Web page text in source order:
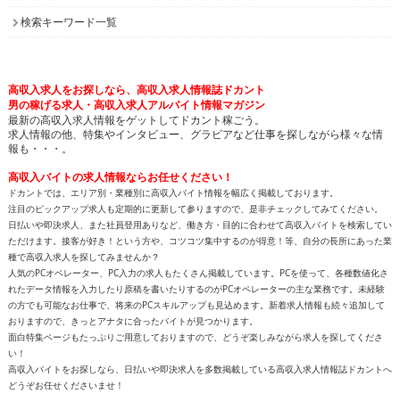
検索キーワード一覧
高収入求人をお探しなら、高収入求人情報誌ドカント
男の稼げる求人・高収入求人アルバイト情報マガジン
最新の高収入求人情報をゲットしてドカント稼ごう。
求人情報の他、特集やインタビュー、グラビアなど仕事を探しながら様々な情
報も・・・。
高収入バイトの求人情報ならお任せください！
ドカントでは、エリア別・業種別に高収入バイト情報を幅広く掲載しております。
注目のピックアップ求人も定期的に更新して参りますので、是非チェックしてみてください。
日払いや即決求人、また社員登用ありなど、働き方・目的に合わせて高収入バイトを検索してい
ただけます。接客が好き！という方や、コツコツ集中するのが得意！等、自分の長所にあった業
種で高収入求人を探してみませんか？
人気のPCオペレーター、PC入力の求人もたくさん掲載しています。PCを使って、各種数値化さ
れたデータ情報を入力したり原稿を書いたりするのがPCオペレーターの主な業務です。未経験
の方でも可能なお仕事で、将来のPCスキルアップも見込めます。新着求人情報も続々追加して
おりますので、きっとアナタに合ったバイトが見つかります。
面白特集ページもたっぷりご用意しておりますので、どうぞ楽しみながら求人を探してくださ
い！
高収入バイトをお探しなら、日払いや即決求人を多数掲載している高収入求人情報誌ドカントへ
どうぞお任せくださいませ！